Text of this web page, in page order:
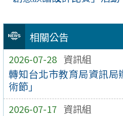
相關公告
2026-07-28 資訊組
轉知台北市教育局資訊
術節」
2026-07-17 資訊組